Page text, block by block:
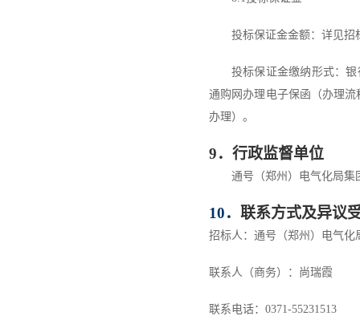
投标保证金金额：详见招
投标保证金缴纳形式：
通购网办理电子保函（办理
办理）。
9．行政监督单位
通号（郑州）电气化局集
10． 联系方式及异议
招标人：通号（郑州）电气
联系人 （商务）：尚瑞霞
联系电话： 0371-55231513